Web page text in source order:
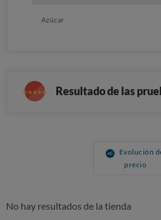
Azúcar
Resultado de las
Evolución
precio
No hay resultados de la tienda